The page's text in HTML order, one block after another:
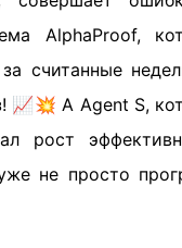
AlphaProof,
считанные
📈💥 А Agent S,
рост
не просто